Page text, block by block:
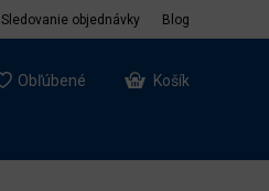
Sledovanie objednávky Blog
Obľúbené Košík